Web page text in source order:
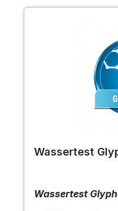
Wassertest
Wassertest